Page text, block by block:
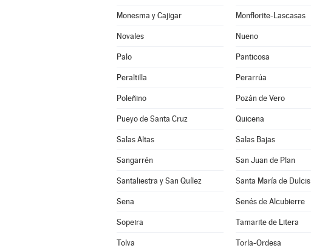
Monesma y Cajigar Monflorite-Lascasas
Novales Nueno
Palo Panticosa
Peraltilla Perarrúa
Poleñino Pozán de Vero
Pueyo de Santa Cruz Quicena
Salas Altas Salas Bajas
Sangarrén San Juan de Plan
Santaliestra y San Quílez Santa María de Dulcis
Sena Senés de Alcubierre
Sopeira Tamarite de Litera
Tolva Torla-Ordesa